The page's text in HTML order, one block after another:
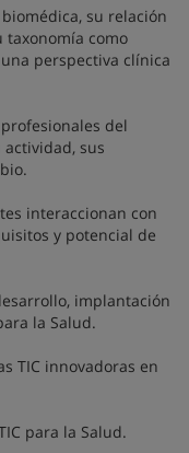
su relación
taxonomía como
perspectiva clínica
del
sus
interaccionan con
y potencial de
implantación
la Salud.
TIC innovadoras en
para la Salud.